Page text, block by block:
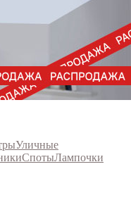
Уличные
СпотыЛампочки